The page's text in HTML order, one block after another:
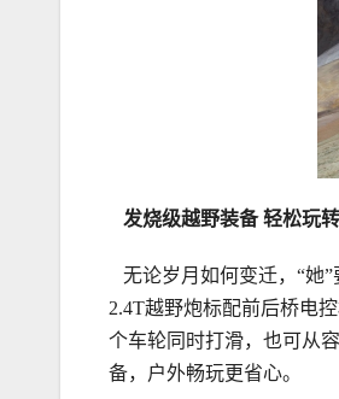
发烧级越野装备轻松玩
无论岁月如何变迁，“她”
2.4T越野炮标配前后桥电
个车轮同时打滑，也可从
备，户外畅玩更省心。